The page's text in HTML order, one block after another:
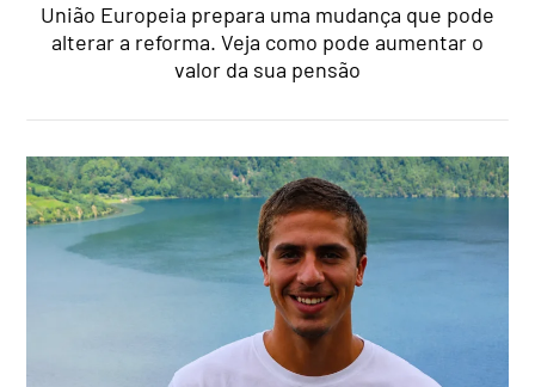
União Europeia prepara uma mudança que pode
alterar a reforma. Veja como pode aumentar o
valor da sua pensão